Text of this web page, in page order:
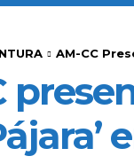
AM-CC